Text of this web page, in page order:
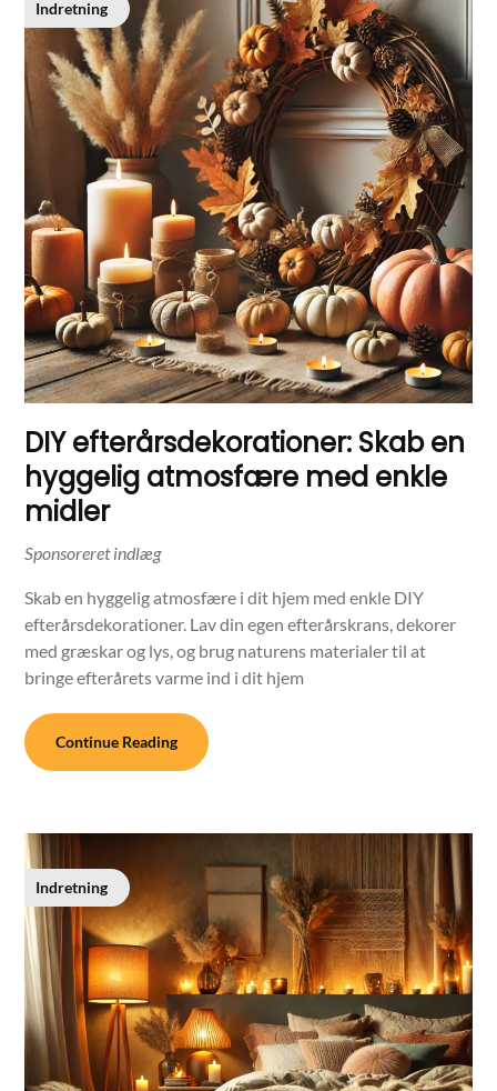
Indretning
DIY efterårsdekorationer: Skab en
hyggelig atmosfære med enkle
midler
Skab en hyggelig atmosfære i dit hjem med enkle DIY
efterårsdekorationer. Lav din egen efterårskrans, dekorer
med græskar og lys, og brug naturens materialer til at
bringe efterårets varme ind i dit hjem
Continue Reading
Indretning